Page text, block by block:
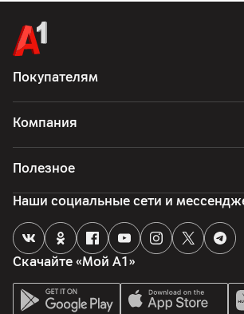
Покупателям
Компания
Полезное
Скачайте «Мой А1»
Наши социальные сети и